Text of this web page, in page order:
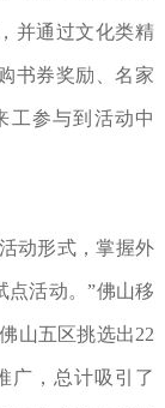
并通过文化类精
书券奖励、名家
工参与到活动中
动形式，掌握外
点活动。”佛山移
山五区挑选出22
广，总计吸引了